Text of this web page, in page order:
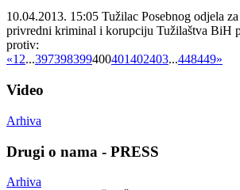
10.04.2013. 15:05 Tužilac Posebnog odjela
privredni kriminal i korupciju Tužilaštva BiH
protiv:
«12...397398399400401402403...448449»
Video
Arhiva
Drugi o nama - PRESS
Arhiva